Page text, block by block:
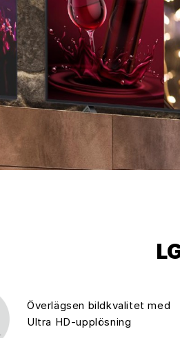
Överlägsen bildkvalitet med
Ultra HD-upplösning